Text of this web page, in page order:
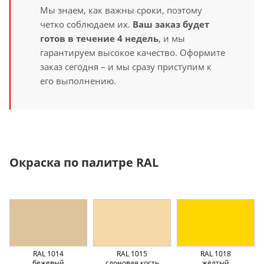
Мы знаем, как важны сроки, поэтому
четко соблюдаем их. Ваш заказ будет
готов в течение 4 недель, и мы
гарантируем высокое качество. Оформите
заказ сегодня – и мы сразу приступим к
его выполнению.
Окраска по палитре RAL
RAL 1014
RAL 1015
RAL 1018